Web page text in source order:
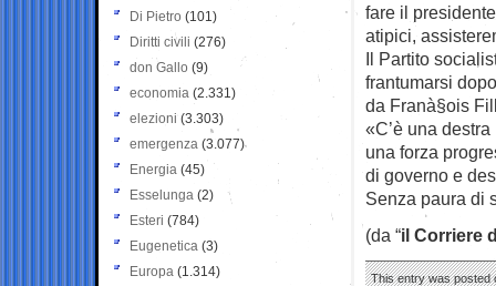
fare il
atipici,
Il Partito
frantumarsi
da Franà§ois
«C’è una
una forza
di governo e
Senza paura di
(da “il Corriere
This entry was posted
Di Pietro (101)
Diritti civili (276)
don Gallo (9)
economia (2.331)
elezioni (3.303)
emergenza (3.077)
Energia (45)
Esselunga (2)
Esteri (784)
Eugenetica (3)
Europa (1.314)